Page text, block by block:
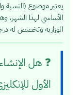
يعتبر موضوع
الأساسي لهذا الشهر،
الوزارية وتخصص له
❓ هل
الأول